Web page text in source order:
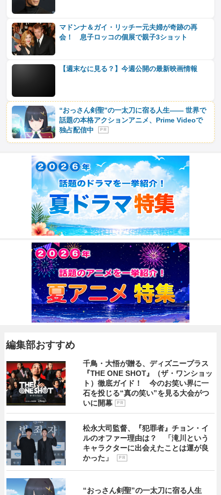
マドンナ＆ガイ・リッチー元夫婦が奇跡の再
会！ 息子ロッコの個展で親子3ショット
【週末なに見る？】今週公開の最新映画情報
“おっさん剣聖”の一太刀に宿る人生―― 世界で
話題の本格アクションアニメ、Prime Videoで
独占配信中
P R
編集部おすすめ
千鳥・大悟が贈る、ディズニープラス
『THE ONE SHOT』（ザ・ワンショッ
ト）徹底ガイド！ 今のお笑い界に一
石を投じる“真の笑い”を見る大会がつ
いに開幕
P R
松永大司監督、『犯罪者』チョン・イ
ルのオファー理由は？ 「滝川という
キャラクターに出会えたことは運が良
かった」
P R
“おっさん剣聖”の一太刀に宿る人生